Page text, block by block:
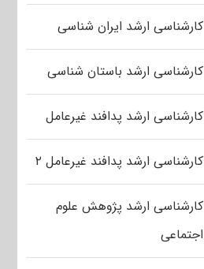
کارشناسی ارشد ایران شناسی
کارشناسی ارشد باستان شناسی
کارشناسی ارشد پدافند غیرعامل
کارشناسی ارشد پدافند غیرعامل ۲
کارشناسی ارشد پژوهش علوم
اجتماعی